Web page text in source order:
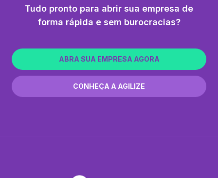
Tudo pronto para abrir sua empresa de
forma rápida e sem burocracias?
ABRA SUA EMPRESA AGORA
CONHEÇA A AGILIZE